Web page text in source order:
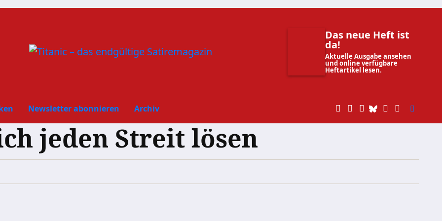
Das neue Heft ist
da!
Aktuelle Ausgabe ansehen
und online verfügbare
Heftartikel lesen.
Newsletter abonnieren Archiv
jeden Streit lösen